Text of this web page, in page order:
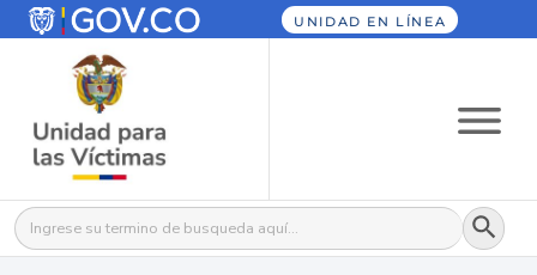
UNIDAD EN LÍNEA
Buscar: Botón